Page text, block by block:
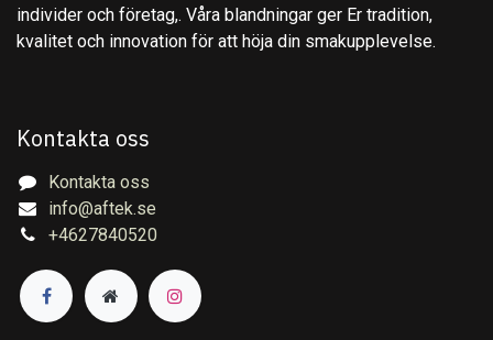
individer och företag,. Våra blandningar ger Er tradition,
kvalitet och innovation för att höja din smakupplevelse.
Kontakta oss
Kontakta oss
info@aftek.se
+4627840520